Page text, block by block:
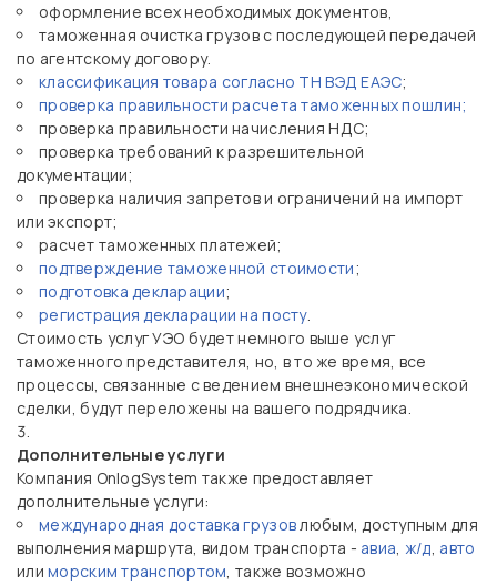
оформление всех необходимых документов,
таможенная очистка грузов с последующей передачей
по агентскому договору.
классификация товара согласно ТН ВЭД ЕАЭС;
проверка правильности расчета таможенных пошлин;
проверка правильности начисления НДС;
проверка требований к разрешительной
документации;
проверка наличия запретов и ограничений на импорт
или экспорт;
расчет таможенных платежей;
подтверждение таможенной стоимости;
подготовка декларации;
регистрация декларации на посту.
Стоимость услуг УЭО будет немного выше услуг
таможенного представителя, но, в то же время, все
процессы, связанные с ведением внешнеэкономической
сделки, будут переложены на вашего подрядчика.
Дополнительные услуги
Компания OnlogSystem также предоставляет
дополнительные услуги:
международная доставка грузовлюбым, доступным для
выполнения маршрута, видом транспорта - авиа, ж/д, авто
илиморским транспортом, также возможно